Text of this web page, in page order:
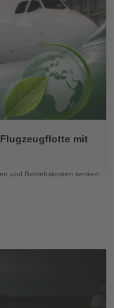
mit
und Betriebskosten senken